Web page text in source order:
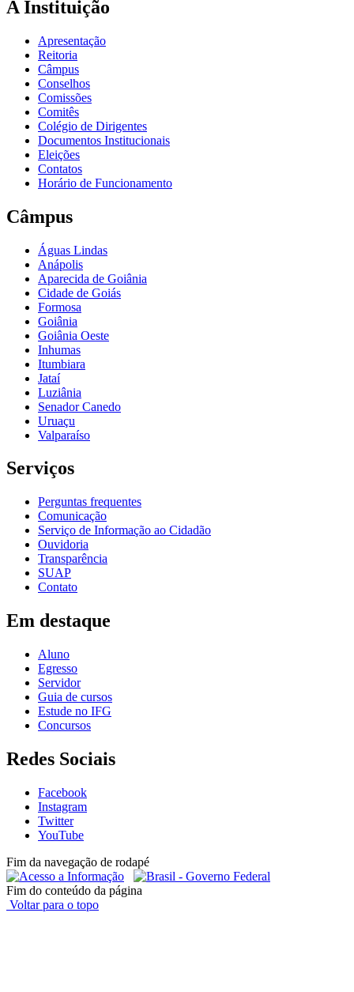
A Instituição
Apresentação
Reitoria
Câmpus
Conselhos
Comissões
Comitês
Colégio de Dirigentes
Documentos Institucionais
Eleições
Contatos
Horário de Funcionamento
Câmpus
Águas Lindas
Anápolis
Aparecida de Goiânia
Cidade de Goiás
Formosa
Goiânia
Goiânia Oeste
Inhumas
Itumbiara
Jataí
Luziânia
Senador Canedo
Uruaçu
Valparaíso
Serviços
Perguntas frequentes
Comunicação
Serviço de Informação ao Cidadão
Ouvidoria
Transparência
SUAP
Contato
Em destaque
Aluno
Egresso
Servidor
Guia de cursos
Estude no IFG
Concursos
Redes Sociais
Facebook
Instagram
Twitter
YouTube
Fim da navegação de rodapé
Fim do conteúdo da página
Voltar para o topo